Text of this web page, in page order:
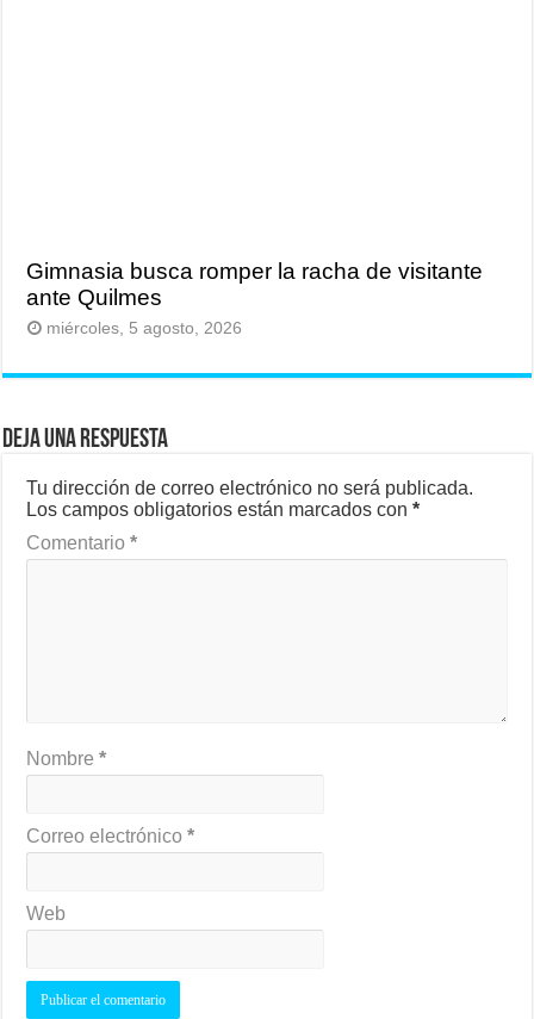
Gimnasia busca romper la racha de visitante
ante Quilmes
miércoles, 5 agosto, 2026
Deja una respuesta
Tu dirección de correo electrónico no será publicada.
Los campos obligatorios están marcados con*
Comentario*
Nombre*
Correo electrónico*
Web